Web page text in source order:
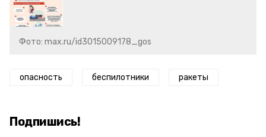
Фото: max.ru/id3015009178_gos
опасность беспилотники ракеты
Подпишись!